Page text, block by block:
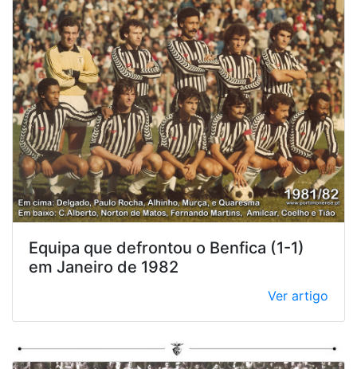
Equipa que defrontou o Benfica (1-1)
em Janeiro de 1982
Ver artigo